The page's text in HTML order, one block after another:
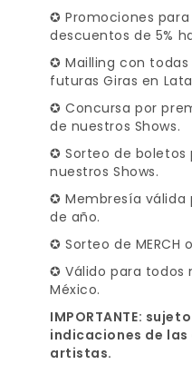
✪ Promociones
descuentos de 5%
✪ Mailling con todas
futuras Giras en
✪ Concursa por
de nuestros Shows.
✪ Sorteo de boletos
nuestros Shows.
✪ Membresía válida
de año.
✪ Sorteo de MERCH
✪ Válido para todos
México.
IMPORTANTE:
indicaciones de
artistas.